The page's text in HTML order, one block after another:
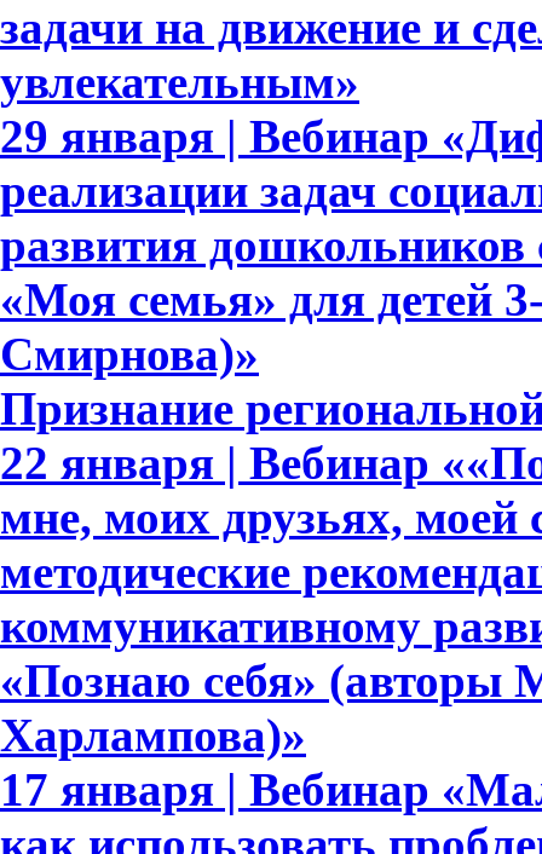
задачи на движение и
увлекательным»
29 января | Вебинар
реализации задач
развития
«Моя семья» для детей
Смирнова)»
Признание
22 января | Вебинар
мне, моих друзьях, моей
методические
коммуникативному
«Познаю себя» (авторы
Харлампова)»
17 января | Вебинар